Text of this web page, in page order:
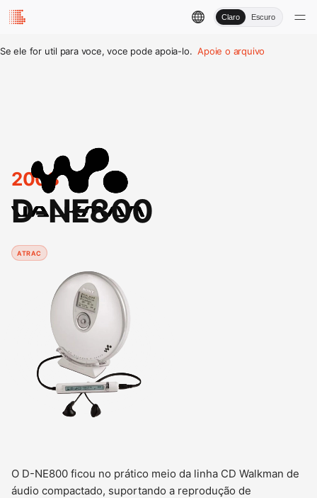
Claro Escuro
Se ele for util para voce, voce pode apoia-lo. Apoie o arquivo
2003
D-NE800
ATRAC
O D-NE800 ficou no prático meio da linha CD Walkman de
áudio compactado, suportando a reprodução de